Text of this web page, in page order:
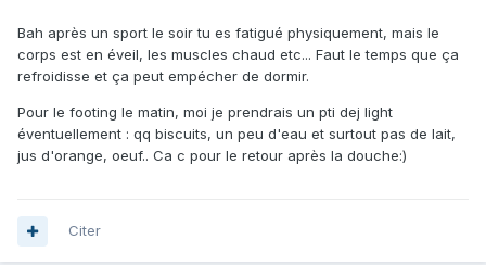
Bah après un sport le soir tu es fatigué physiquement, mais le
corps est en éveil, les muscles chaud etc... Faut le temps que ça
refroidisse et ça peut empécher de dormir.
Pour le footing le matin, moi je prendrais un pti dej light
éventuellement : qq biscuits, un peu d'eau et surtout pas de lait,
jus d'orange, oeuf.. Ca c pour le retour après la douche:)
Citer